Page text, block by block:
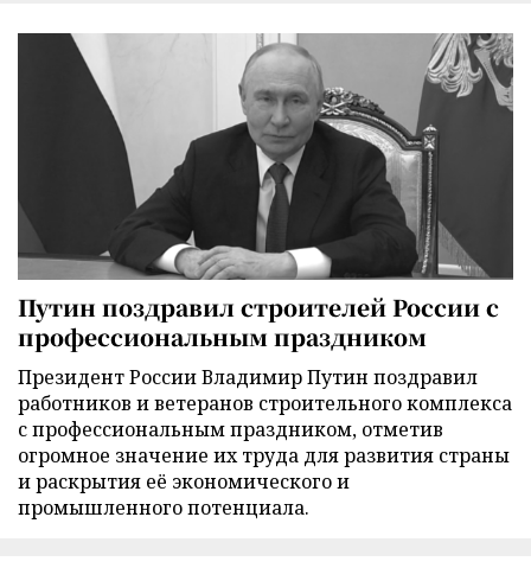
Путин поздравил строителей России с
профессиональным праздником
Президент России Владимир Путин поздравил
работников и ветеранов строительного комплекса
с профессиональным праздником, отметив
огромное значение их труда для развития страны
и раскрытия её экономического и
промышленного потенциала.